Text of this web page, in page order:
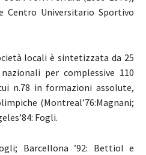
Centro Universitario Sportivo
locali è sintetizzata da 25
per complessive 110
n.78 in formazioni assolute,
(Montreal’76:Magnani;
Fogli.
Barcellona ’92: Bettiol e